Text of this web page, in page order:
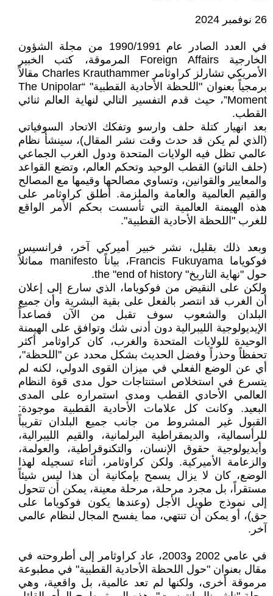
26 نوفمبر 2024
في العدد الصادر عام 1990/1991 من مجلة الشؤون
الخارجية Foreign Affairs المرموقة، كتب الخبير
الأمريكي تشارلز كراوثامر Charles Krauthammer مقالاً
برمجياً بعنوان "اللحظة الأحادية القطبية" “The Unipolar
Moment”، حيث قدم التفسير التالي لنهاية العالم ثنائي
القطب.
بعد انهيار كتلة حلف وارسو وتفكك الاتحاد السوفياتي
(الذي لم يكن قد حدث وقت نشر المقال)، سينشأ نظام
عالمي تظل فيه الولايات المتحدة ودول الغرب الجماعي
(حلف الناتو) القطب الوحيد وتحكم العالم، وتضع القواعد
والمعايير والقوانين، وتساوي مصالحها وقيمها مع المصالح
والقيم العالمية والعامة والملزمة. أطلق كراوثامر على
هذه الهيمنة العالمية التي تأسست بحكم الأمر الواقع
للغرب "اللحظة الأحادية القطبية".
وبعد ذلك بقليل، نشر خبير أميركي آخر، فرانسيس
فوكوياما Francis Fukuyama، بياناً manifesto مماثلاً
حول "نهاية التاريخ" the "end of history.
ولكن على النقيض من فوكوياما، الذي سارع إلى إعلان
أن الغرب قد انتصر بالفعل على بقية البشرية وأن جميع
البلدان والشعوب سوف تقبل من الآن فصاعداً
الإيديولوجية الليبرالية دون أدنى شك وتوافق على الهيمنة
الوحيدة للولايات المتحدة والغرب، كان كراوثامر أكثر
تحفظاً وحذراً وفضل الحديث بشكل محدد عن "اللحظة"،
أي عن الوضع الفعلي في ميزان القوى الدولي، لكنه لم
يتسرع في استخلاص استنتاجات حول مدى قوة النظام
العالمي الأحادي القطب ومدى استمراره على المدى
البعيد. وكانت كل علامات الأحادية القطبية موجودة:
القبول غير المشروط من جانب جميع البلدان تقريباً
للرأسمالية، والديمقراطية البرلمانية، والقيم الليبرالية،
وأيديولوجية حقوق الإنسان، والتكنوقراطية، والعولمة،
والزعامة الأميركية. ولكن كراوثامر، أثناء تسجيله لهذا
الوضع، كان لا يزال يسمح بإمكانية أن هذا ليس شيئاً
مستقراً، بل مجرد مرحلة، مرحلة معينة، يمكن أن تتحول
إلى نموذج طويل الأجل (وعندها يكون فوكوياما على
حق)، أو يمكن أن تنتهي، مما يفسح المجال لنظام عالمي
آخر.
في عامي 2002 و2003، عاد كراوثامر إلى أطروحته في
مقال بعنوان "حول اللحظة الأحادية القطبية" في مطبوعة
مرموقة أخرى، ولكنها لم تعد عالمية، بل واقعية، وهي